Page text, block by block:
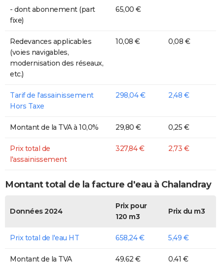
- dont abonnement (part
fixe)
65,00 €
Redevances applicables
(voies navigables,
modernisation des réseaux,
etc.)
10,08 € 0,08 €
Tarif de l'assainissement
Hors Taxe
298,04 € 2,48 €
Montant de la TVA à 10,0% 29,80 € 0,25 €
Prix total de
l'assainissement
327,84 € 2,73 €
Montant total de la facture d'eau à Chalandray
Données 2024
Prix pour
120 m3
Prix du m3
Prix total de l'eau HT 658,24 € 5,49 €
Montant de la TVA 49,62 € 0,41 €